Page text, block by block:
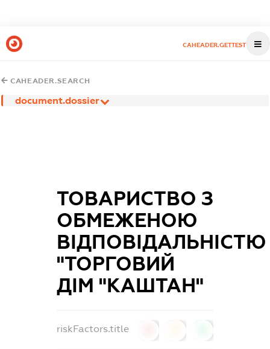
CAHEADER.GETTEST
CAHEADER.SEARCH
document.dossier
ТОВАРИСТВО З
ОБМЕЖЕНОЮ
ВІДПОВІДАЛЬНІСТЮ
"ТОРГОВИЙ
ДІМ "КАШТАН"
riskFactors.title